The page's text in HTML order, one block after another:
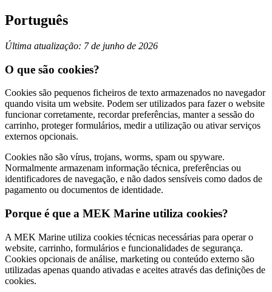
Português
Última atualização: 7 de junho de 2026
O que são cookies?
Cookies são pequenos ficheiros de texto armazenados no navegador
quando visita um website. Podem ser utilizados para fazer o website
funcionar corretamente, recordar preferências, manter a sessão do
carrinho, proteger formulários, medir a utilização ou ativar serviços
externos opcionais.
Cookies não são vírus, trojans, worms, spam ou spyware.
Normalmente armazenam informação técnica, preferências ou
identificadores de navegação, e não dados sensíveis como dados de
pagamento ou documentos de identidade.
Porque é que a MEK Marine utiliza cookies?
A MEK Marine utiliza cookies técnicas necessárias para operar o
website, carrinho, formulários e funcionalidades de segurança.
Cookies opcionais de análise, marketing ou conteúdo externo são
utilizadas apenas quando ativadas e aceites através das definições de
cookies.